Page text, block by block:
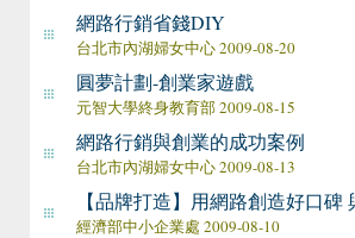
網路行銷省錢DIY
台北市內湖婦女中心 2009-08-20
圓夢計劃-創業家遊戲
元智大學終身教育部 2009-08-15
網路行銷與創業的成功案例
台北市內湖婦女中心 2009-08-13
【品牌打造】用網路創造好口碑
經濟部中小企業處 2009-08-10